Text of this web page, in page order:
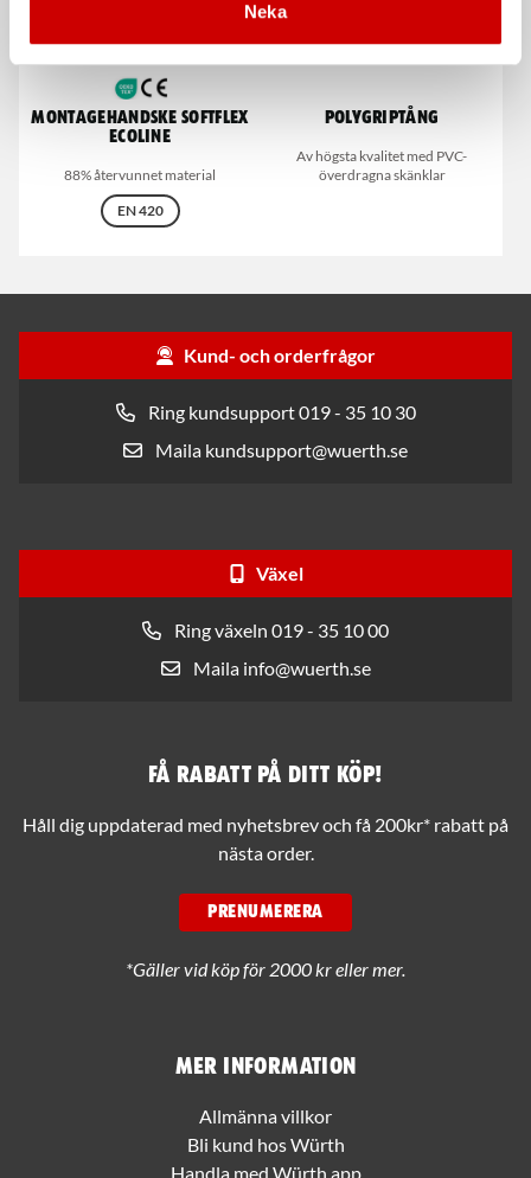
Neka
Montagehandske Softflex
Ecoline
88% återvunnet material
EN 420
Polygriptång
Av högsta kvalitet med PVC-
överdragna skänklar
Kund- och orderfrågor
Ring kundsupport 019 - 35 10 30
Maila kundsupport@wuerth.se
Växel
Ring växeln 019 - 35 10 00
Maila info@wuerth.se
Mer information
Allmänna villkor
Bli kund hos Würth
Handla med Würth app
Få rabatt på ditt köp!
Håll dig uppdaterad med nyhetsbrev och få 200kr* rabatt på
nästa order.
PRENUMERERA
*Gäller vid köp för 2000 kr eller mer.